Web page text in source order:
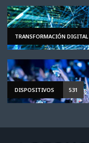
TRANSFORMACIÓN DIGITAL
DISPOSITIVOS 531